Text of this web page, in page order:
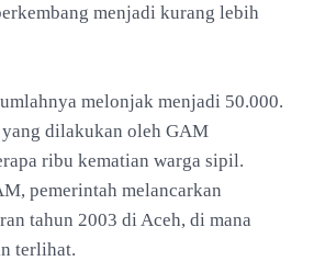
menjadi kurang lebih
melonjak menjadi 50.000.
dilakukan oleh GAM
ribu kematian warga sipil.
pemerintah melancarkan
tahun 2003 di Aceh, di mana
terlihat.